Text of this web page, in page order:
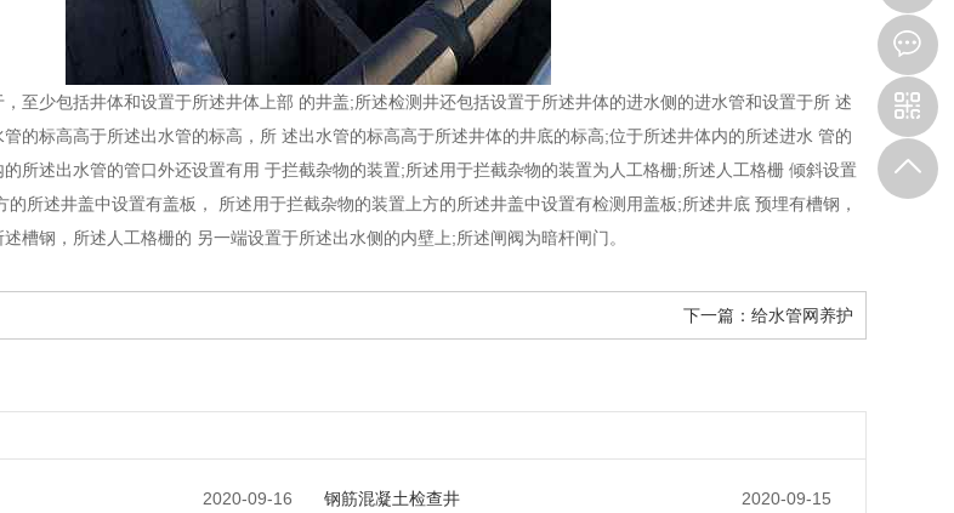
，至少包括井体和设置于所述井体上部 的井盖;所述检测井还包括设置于所述井体的进水侧的进水管和设置于所 述
的标高高于所述出水管的标高，所 述出水管的标高高于所述井体的井底的标高;位于所述井体内的所述进水 管的
所述出水管的管口外还设置有用 于拦截杂物的装置;所述用于拦截杂物的装置为人工格栅;所述人工格栅 倾斜设置
所述井盖中设置有盖板， 所述用于拦截杂物的装置上方的所述井盖中设置有检测用盖板;所述井底 预埋有槽钢，
槽钢，所述人工格栅的 另一端设置于所述出水侧的内壁上;所述闸阀为暗杆闸门。
下一篇： 给水管网养护
2020-09-16 2020-09-15
钢筋混凝土检查井